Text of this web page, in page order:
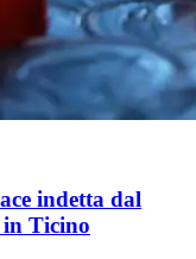
indetta dal
Ticino